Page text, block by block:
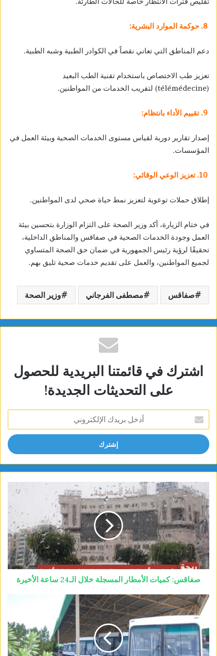
8. حوكمة الموارد البشرية:
دعم المناطق التي تعاني نقصاً في الكوادر الطبية وشبه الطبية.
تعزيز طب الاختصاص باستخدام تقنية الطب البعيد
(télémédecine) لتقريب الخدمات من المواطنين.
9. تقييم الأداء بانتظام:
إصدار تقارير دورية لقياس مستوى الخدمات الصحية وبيئة العمل في
المؤسسات.
10. تعزيز الوعي الوقائي:
إطلاق حملات توعوية لتعزيز نمط حياة صحي لدى المواطنين.
في ختام الزيارة، أكد وزير الصحة على التزام الوزارة بتحسين بيئة
العمل وجودة الخدمات الصحية في صفاقس والمناطق الداخلية،
تحقيقًا لرؤية رئيس الجمهورية في ضمان حق الصحة المتساوي
لجميع المواطنين، والعمل على تقديم خدمات صحية تليق بهم.
صفاقس مصطفى الفرجاني وزير الصحة
اشترك في قائمتنا البريدية للحصول
على التحديثات الجديدة!
بريدك
الإلكتروني
صفاقس: كميات الأمطار المسجلة خلال الـ24 ساعة الأخيرة